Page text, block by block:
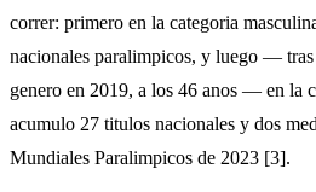
correr: primero en la categoria
nacionales paralimpicos, y luego —
genero en 2019, a los 46 anos — en la
acumulo 27 titulos nacionales y dos
Mundiales Paralimpicos de 2023 [3].